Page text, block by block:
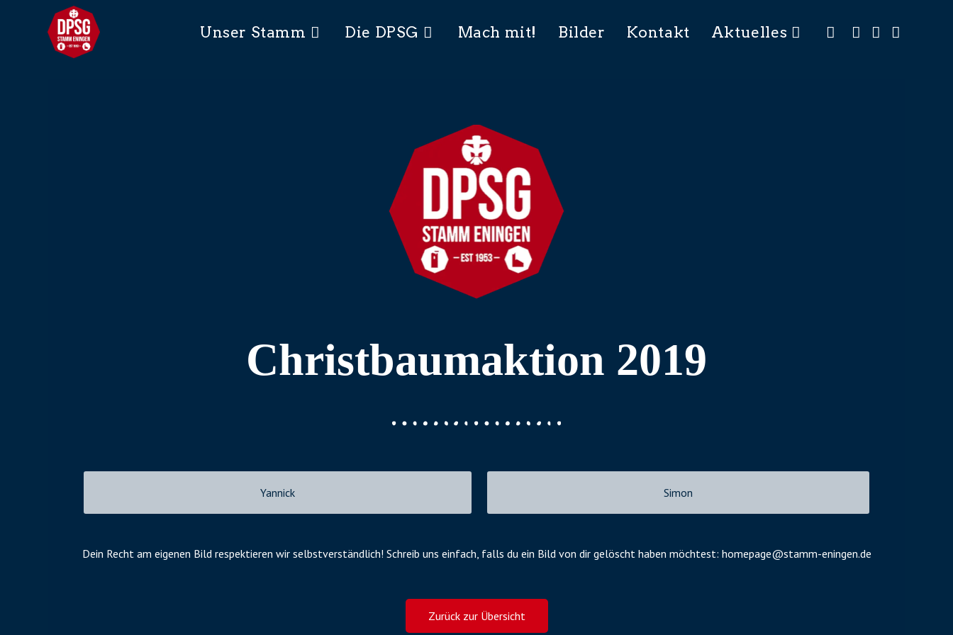
Unser Stamm Die DPSG Mach mit! Bilder Kontakt Aktuelles
Christbaumaktion 2019
Yannick Simon
Dein Recht am eigenen Bild respektieren wir selbstverständlich! Schreib uns einfach, falls du ein Bild von dir gelöscht haben möchtest: homepage@stamm-eningen.de
Zurück zur Übersicht